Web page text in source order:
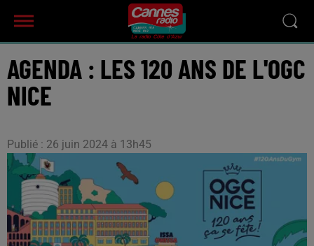
AGENDA : LES 120 ANS DE L'OGC
NICE
Publié : 26 juin 2024 à 13h45